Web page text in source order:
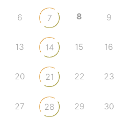
6 7 8 9
13 14 15 16
20 21 22 23
27 28 29 30